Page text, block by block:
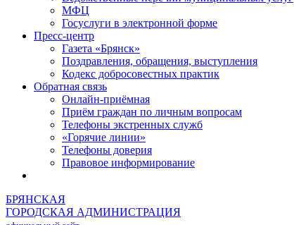
МФЦ
Госуслуги в электронной форме
Пресс-центр
Газета «Брянск»
Поздравления, обращения, выступления
Кодекс добросовестных практик
Обратная связь
Онлайн-приёмная
Приём граждан по личным вопросам
Телефоны экстренных служб
«Горячие линии»
Телефоны доверия
Правовое информирование
БРЯНСКАЯ
ГОРОДСКАЯ АДМИНИСТРАЦИЯ